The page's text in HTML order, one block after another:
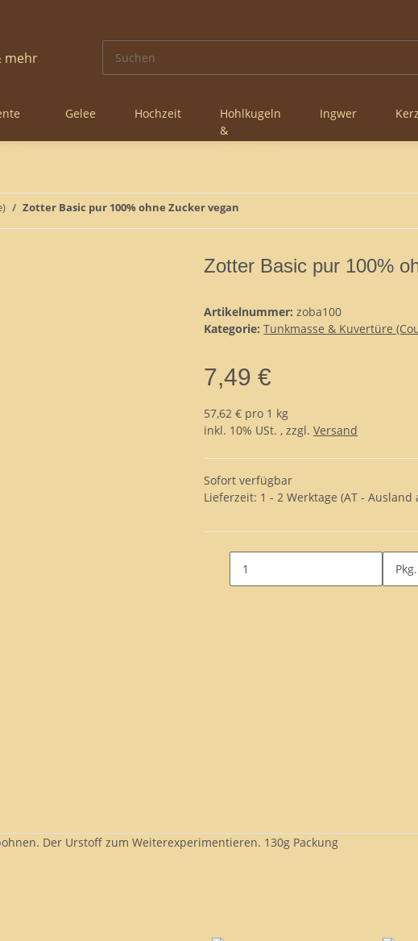
Gelee Hochzeit
Hohlkugeln
&
Ingwer
Zotter Basic pur 100% ohne Zucker vegan
Zotter Basic pur 100%
Artikelnummer: zoba100
Kategorie: Tunkmasse & Kuvertüre
7,49 €
57,62 € pro 1 kg
inkl. 10% USt. , zzgl. Versand
Sofort verfügbar
Lieferzeit: 1 - 2 Werktage (AT - Ausland
Pkg.
Der Urstoff zum Weiterexperimentieren. 130g Packung